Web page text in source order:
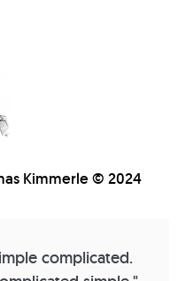
Kimmerle © 2024
complicated.